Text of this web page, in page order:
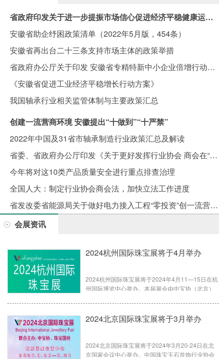
省政府印发关于进一步提振市场信心促进经济平稳健康运行若干政策举措的通知
安徽省助企纾困政策清单（2022年5月版，454条）
安徽省再出台二十三条支持市场主体的政策举措
省政府办公厅关于印发 安徽省专精特新中小企业倍增行动方案的通知
《安徽省促进工业经济平稳增长行动方案》
我国轴承行业相关监管体制与主要政策汇总
创建一流营商环境 安徽提出“十做到”“十严禁”
2022年中国及31省市轴承制造行业政策汇总及解读
省委、省政府办公厅印发《关于更好发挥行业协会 商会在“三地一区”建设和“双招双引”中作用的意见》
今年将对这10类产品质量安全进行重点排查治理
全国人大：制定行业协会商会法，加快立法工作进度
省发改委省能源局关于做好电力接入工程“零投资”创一流营商环境的通知
会展资讯
2024杭州国际珠宝展将于4月举办
2024杭州国际珠宝展将于2024年4月11—15日在杭
州国际博览中心举办。本届展会由中宝协（北京）
导，浙江省珠宝玉石首饰行业协会、浙江省珍珠行
业协会协办，总面积超过10,000平方米，展位数量
商和加盟商参展。展会同期将举行珠宝电商大会，
旨在推动传统珠宝行业与现代电商的深度融合，为
2024北京国际珠宝展将于3月举办
2024北京国际珠宝展将于2024年3月20-24日在北
京国家会议中心举办。中国珠宝玉石首饰行业协会